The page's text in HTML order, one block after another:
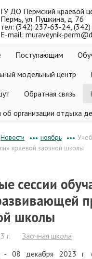
ГУ ДО Пермский краевой
Пермь, ул. Пушкина, д. 76
тел: (342) 237-63-24,
E-mail: muraveynik-
Поступающим
модельный центр
Обратная связь
об организации отдыха
Новости ••• ноябрь •••
краевой заочной школы
сессии
школы
г.
Заочная школа
- 08 декабря 2023 г.